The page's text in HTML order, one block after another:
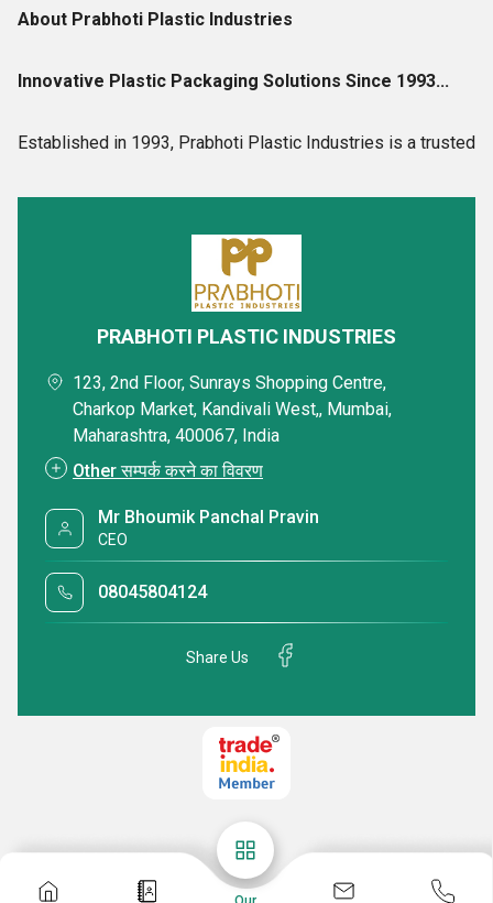
About Prabhoti Plastic Industries
Innovative Plastic Packaging Solutions Since 1993...
Established in 1993, Prabhoti Plastic Industries is a trusted
industries such as pharmaceuticals, cosmetics, Personal
care, healthcare, nutraceuticals, chemical, Food and
Based in Vapi–Gujarat and Mumbai, we specialize in
plastic containers and customized packaging solutions
designed to meet the evolving needs of modern brands.
With more than three decades of experience, we design
and deliver reliable packaging solutions using advanced
technology, premium materials, and industry expertise.
Our focus on innovation, consistency, and customer
satisfaction has helped us build long-term relationships
Our vision is simple and clear to be a leading company in
the domain by working with the concepts of innovation,
continual improvement of products
Know More
PRABHOTI PLASTIC INDUSTRIES
123, 2nd Floor, Sunrays Shopping Centre,
Charkop Market, Kandivali West,, Mumbai,
Maharashtra, 400067, India
Other सम्पर्क करने का विवरण
Mr Bhoumik Panchal Pravin
CEO
08045804124
Share Us